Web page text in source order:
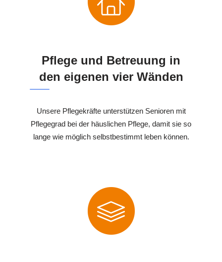
Pflege und Betreuung in
den eigenen vier Wänden
Unsere Pflegekräfte unterstützen Senioren mit
Pflegegrad bei der häuslichen Pflege, damit sie so
lange wie möglich selbstbestimmt leben können.